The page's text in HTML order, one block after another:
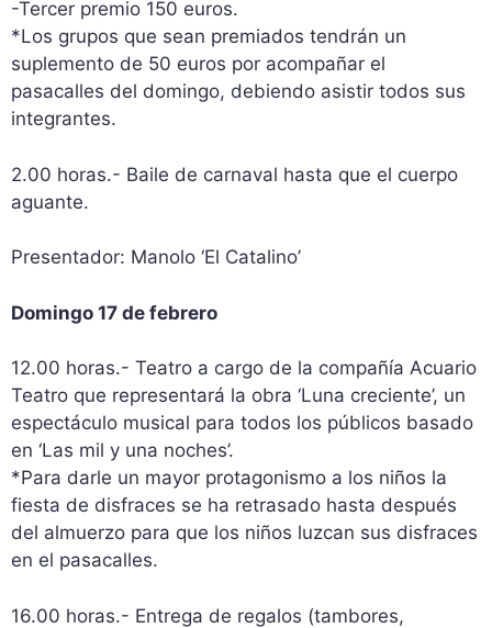
-Tercer premio 150 euros.
*Los grupos que sean premiados tendrán un
suplemento de 50 euros por acompañar el
pasacalles del domingo, debiendo asistir todos sus
integrantes.
2.00 horas.- Baile de carnaval hasta que el cuerpo
aguante.
Presentador: Manolo ‘El Catalino’
Domingo 17 de febrero
12.00 horas.- Teatro a cargo de la compañía Acuario
Teatro que representará la obra ‘Luna creciente’, un
espectáculo musical para todos los públicos basado
en ‘Las mil y una noches’.
*Para darle un mayor protagonismo a los niños la
fiesta de disfraces se ha retrasado hasta después
del almuerzo para que los niños luzcan sus disfraces
en el pasacalles.
16.00 horas.- Entrega de regalos (tambores,